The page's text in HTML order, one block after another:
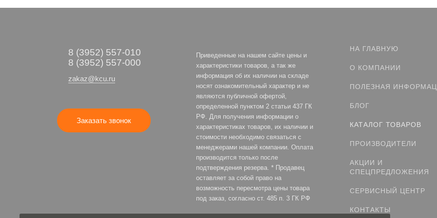
8 (3952) 557-010
8 (3952) 557-000
zakaz@kcu.ru
Заказать звонок
Приведенные на нашем сайте цены и
характеристики товаров, а так же
информация об их наличии на складе
носят ознакомительный характер и не
являются публичной офертой,
определенной пунктом 2 статьи 437 ГК
РФ. Для получения информации о
характеристиках товаров, их наличии и
стоимости необходимо связаться с
менеджерами нашей компании. Оплата
производится только после
подтверждения резерва. * Продавец
оставляет за собой право на
возможность пересмотра цены товара
под заказ, согласно ст. 485 п. 3 ГК РФ
НА ГЛАВНУЮ
О КОМПАНИИ
ПОЛЕЗНАЯ
БЛОГ
КАТАЛОГ ТОВАРОВ
ПРОИЗВОДИТЕЛИ
АКЦИИ И
СПЕЦПРЕДЛОЖЕНИЯ
СЕРВИСНЫЙ ЦЕНТР
КОНТАКТЫ